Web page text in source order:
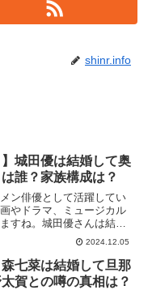
shinr.info
】城田優は結婚して奥
誰？家族構成は？
ン俳優として活躍してい
やドラマ、ミュージカル
すね。城田優さんは結婚
の噂がありますが、本当
で今回は城田優さんは結婚
妻）が誰？家族構成などに
した。
2024.12.05
森七菜は結婚して旦那
賀との噂の真相は？